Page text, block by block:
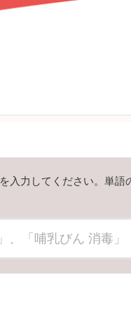
入力してください。単語